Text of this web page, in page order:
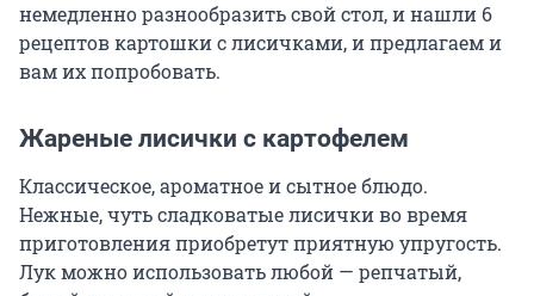
немедленно разнообразить свой стол, и нашли 6
рецептов картошки с лисичками, и предлагаем и
вам их попробовать.
Жареные лисички с картофелем
Классическое, ароматное и сытное блюдо.
Нежные, чуть сладковатые лисички во время
приготовления приобретут приятную упругость.
Лук можно использовать любой — репчатый,